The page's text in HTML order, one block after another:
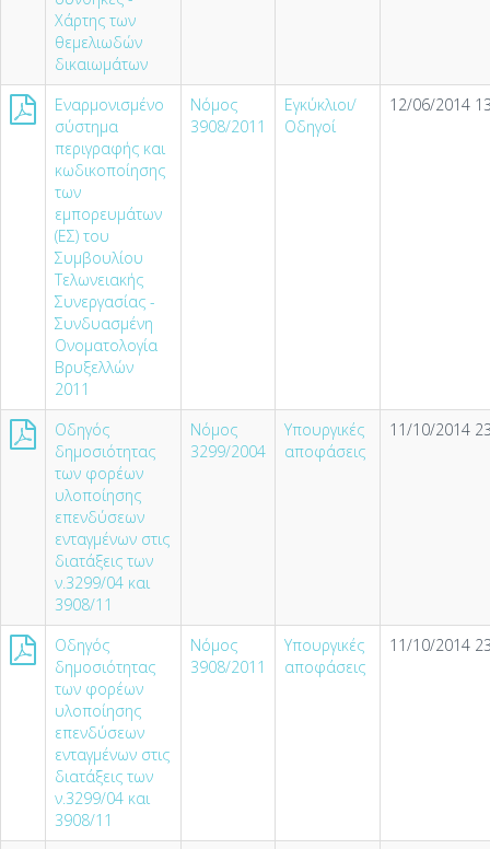
Χάρτης των
θεμελιωδών
δικαιωμάτων
Εναρμονισμένο
σύστημα
περιγραφής και
κωδικοποίησης
των
εμπορευμάτων
(ΕΣ) του
Συμβουλίου
Τελωνειακής
Συνεργασίας -
Συνδυασμένη
Ονοματολογία
Βρυξελλών
2011
Νόμος
3908/2011
Εγκύκλιοι/
Οδηγοί
12/06/2014
Οδηγός
δημοσιότητας
των φορέων
υλοποίησης
επενδύσεων
ενταγμένων στις
διατάξεις των
ν.3299/04 και
3908/11
Νόμος
3299/2004
Υπουργικές
αποφάσεις
11/10/2014
Οδηγός
δημοσιότητας
των φορέων
υλοποίησης
επενδύσεων
ενταγμένων στις
διατάξεις των
ν.3299/04 και
3908/11
Νόμος
3908/2011
Υπουργικές
αποφάσεις
11/10/2014